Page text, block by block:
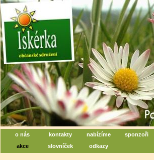
Iskérka, sociální centrum
Centrum na podporu duševního zdraví
o nás kontakty nabízíme
sponzoři
akce
slovníček odkazy